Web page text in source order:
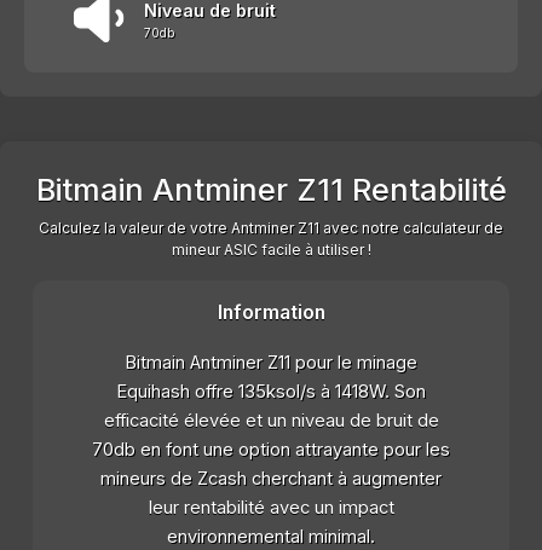
Niveau de bruit
70db
Bitmain Antminer Z11 Rentabilité
Calculez la valeur de votre Antminer Z11 avec notre calculateur de
mineur ASIC facile à utiliser !
Information
Bitmain Antminer Z11 pour le minage
Equihash offre 135ksol/s à 1418W. Son
efficacité élevée et un niveau de bruit de
70db en font une option attrayante pour les
mineurs de Zcash cherchant à augmenter
leur rentabilité avec un impact
environnemental minimal.